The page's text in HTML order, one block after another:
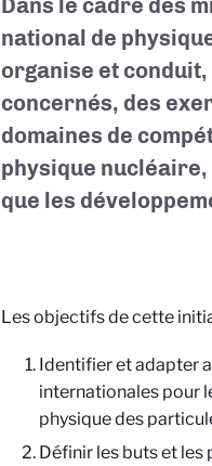
Dans le cadre des
national de
organise et
concernés, des
domaines de
physique
que les
Les objectifs de cette
Identifier et adapter
internationales pour
physique des
Définir les buts et